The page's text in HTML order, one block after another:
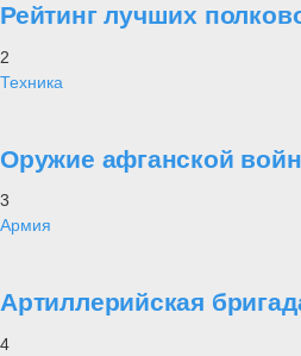
Рейтинг лучших
2
Техника
Оружие афганской
3
Армия
Артиллерийская
4